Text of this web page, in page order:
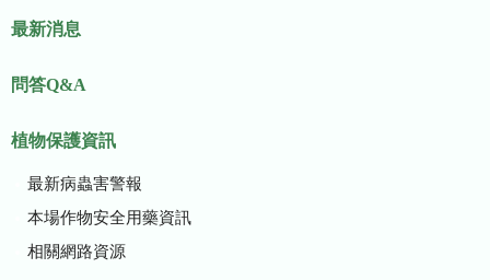
最新消息
問答Q&A
植物保護資訊
最新病蟲害警報
本場作物安全用藥資訊
相關網路資源